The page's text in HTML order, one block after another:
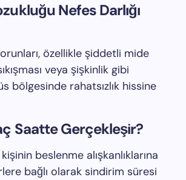
Nefes Darlığı
özellikle şiddetli mide
veya şişkinlik gibi
bölgesinde rahatsızlık hissine
Saatte Gerçekleşir?
beslenme alışkanlıklarına
bağlı olarak sindirim süresi